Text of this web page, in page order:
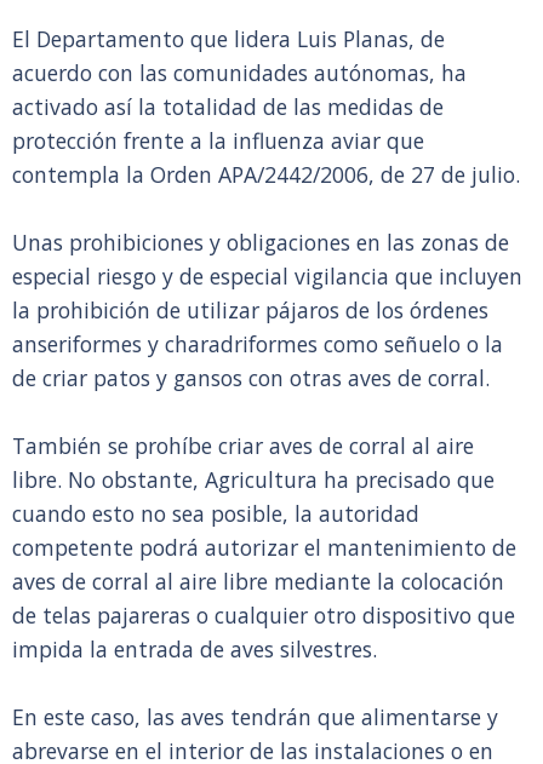
El Departamento que lidera Luis Planas, de
acuerdo con las comunidades autónomas, ha
activado así la totalidad de las medidas de
protección frente a la influenza aviar que
contempla la Orden APA/2442/2006, de 27 de julio.
Unas prohibiciones y obligaciones en las zonas de
especial riesgo y de especial vigilancia que incluyen
la prohibición de utilizar pájaros de los órdenes
anseriformes y charadriformes como señuelo o la
de criar patos y gansos con otras aves de corral.
También se prohíbe criar aves de corral al aire
libre. No obstante, Agricultura ha precisado que
cuando esto no sea posible, la autoridad
competente podrá autorizar el mantenimiento de
aves de corral al aire libre mediante la colocación
de telas pajareras o cualquier otro dispositivo que
impida la entrada de aves silvestres.
En este caso, las aves tendrán que alimentarse y
abrevarse en el interior de las instalaciones o en